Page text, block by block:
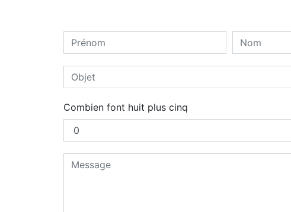
Combien font huit plus cinq